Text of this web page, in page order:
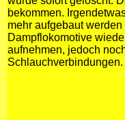
bekommen.
mehr aufgebaut
Dampflokomotive
aufnehmen, jedoch
Schlauchverbindungen.